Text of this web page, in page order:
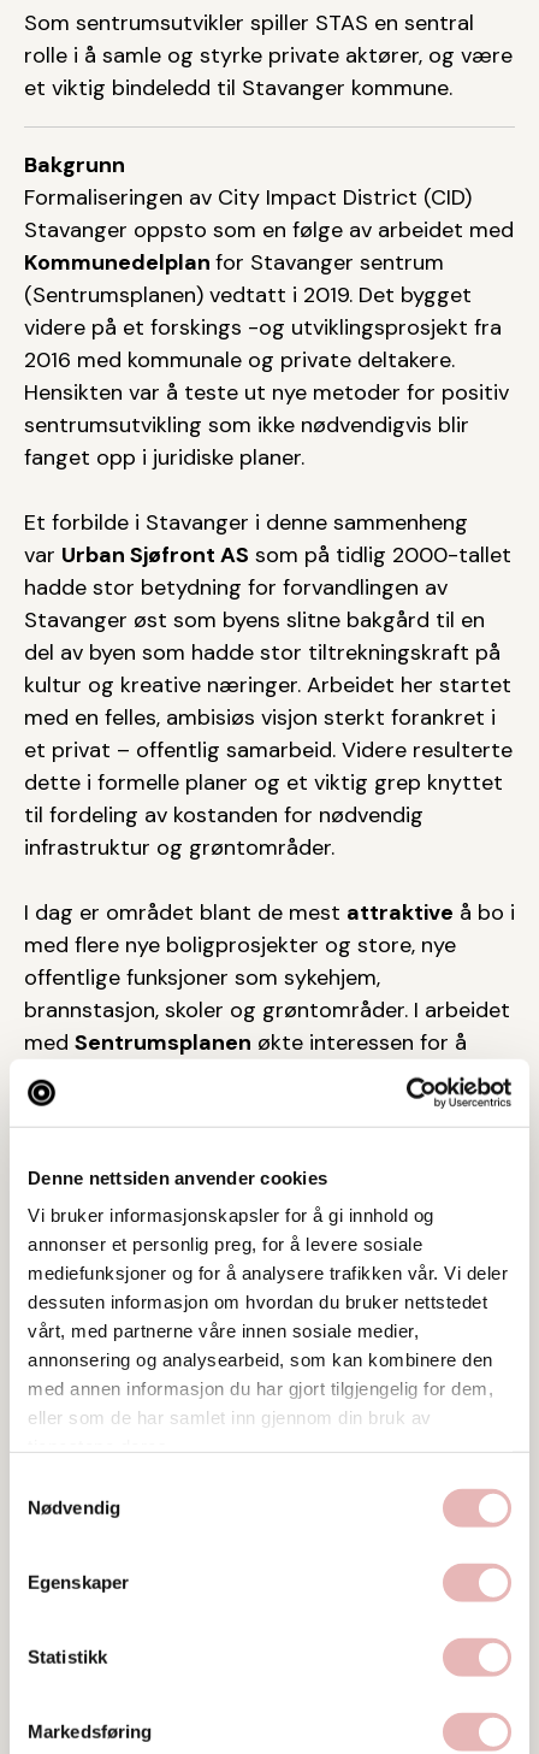
Denne nettsiden anvender cookies
Vi bruker informasjonskapsler for å gi innhold og
annonser et personlig preg, for å levere sosiale
mediefunksjoner og for å analysere trafikken vår. Vi deler
dessuten informasjon om hvordan du bruker nettstedet
vårt, med partnerne våre innen sosiale medier,
annonsering og analysearbeid, som kan kombinere den
med annen informasjon du har gjort tilgjengelig for dem,
eller som de har samlet inn gjennom din bruk av
Nødvendig
Egenskaper
Statistikk
Markedsføring
Som sentrumsutvikler spiller STAS en sentral
rolle i å samle og styrke private aktører, og være
et viktig bindeledd til Stavanger kommune.
Bakgrunn
Formaliseringen av City Impact District (CID)
Stavanger oppsto som en følge av arbeidet med
Kommunedelplan for Stavanger sentrum
(Sentrumsplanen) vedtatt i 2019. Det bygget
videre på et forskings -og utviklingsprosjekt fra
2016 med kommunale og private deltakere.
Hensikten var å teste ut nye metoder for positiv
sentrumsutvikling som ikke nødvendigvis blir
fanget opp i juridiske planer.
Et forbilde i Stavanger i denne sammenheng
var Urban Sjøfront AS som på tidlig 2000-tallet
hadde stor betydning for forvandlingen av
Stavanger øst som byens slitne bakgård til en
del av byen som hadde stor tiltrekningskraft på
kultur og kreative næringer. Arbeidet her startet
med en felles, ambisiøs visjon sterkt forankret i
et privat – offentlig samarbeid. Videre resulterte
dette i formelle planer og et viktig grep knyttet
til fordeling av kostanden for nødvendig
infrastruktur og grøntområder.
I dag er området blant de mest attraktive å bo i
med flere nye boligprosjekter og store, nye
offentlige funksjoner som sykehjem,
brannstasjon, skoler og grøntområder. I arbeidet
med Sentrumsplanen økte interessen for å
styrke samarbeidet mellom offentlige og private
parter. Det var helt nødvendig for å ivareta det
offentlige funksjoner, gårdeiere, utviklere, butikk
og servering, turisme og opplevelse. En offentlig
og juridisk reguleringsplan
kan ivareta arealdisponering og til en viss grad
utforming av byen, men den kan ikke sørge for
samarbeidet og oppfølgingen som kreves for å
gjøre sentrum attraktiv gjennom aktivitet,
oppfølging av private initativer og
områdeutvikling innenfor de mange nabolagene i
Bjergstedparken i nord til Lervig i øst, og har
dermed med seg mange distrikter eller nabolag
områder. og har dermed med seg mange
sentrumskjernen og tilgrensende områder, i